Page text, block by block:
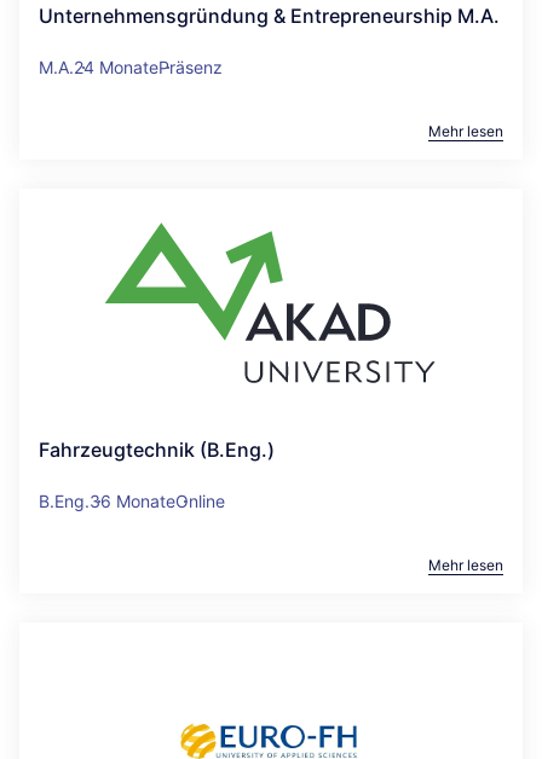
Unternehmensgründung & Entrepreneurship M.A.
M.A.24 MonatePräsenz
Mehr lesen
Fahrzeugtechnik (B.Eng.)
B.Eng.36 MonateOnline
Mehr lesen